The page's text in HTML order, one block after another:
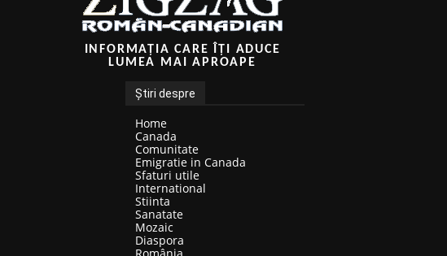
INFORMAȚIA CARE ÎȚI ADUCE
LUMEA MAI APROAPE
Știri despre
Home
Canada
Comunitate
Emigratie in Canada
Sfaturi utile
International
Stiinta
Sanatate
Mozaic
Diaspora